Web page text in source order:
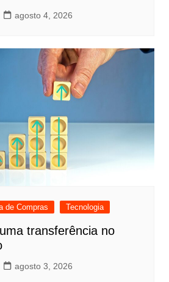
agosto 4, 2026
de Compras Tecnologia
transferência no
agosto 3, 2026